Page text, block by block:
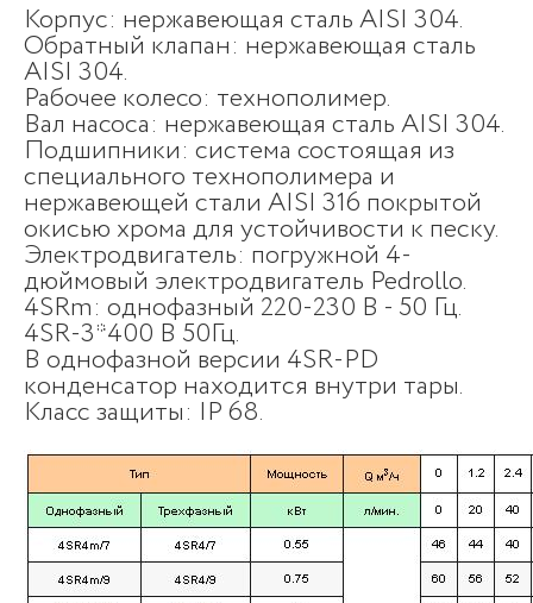
Корпус: нержавеющая сталь AISI 304.
Обратный клапан: нержавеющая сталь
AISI 304.
Рабочее колесо: технополимер.
Вал насоса: нержавеющая сталь AISI 304.
Подшипники: система состоящая из
специального технополимера и
нержавеющей стали AISI 316 покрытой
окисью хрома для устойчивости к песку.
Электродвигатель: погружной 4-
дюймовый электродвигатель Pedrollo.
4SRm: однофазный 220-230 В - 50 Гц.
4SR-3*400 В 50Гц.
В однофазной версии 4SR-PD
конденсатор находится внутри тары.
Класс защиты: IP 68.